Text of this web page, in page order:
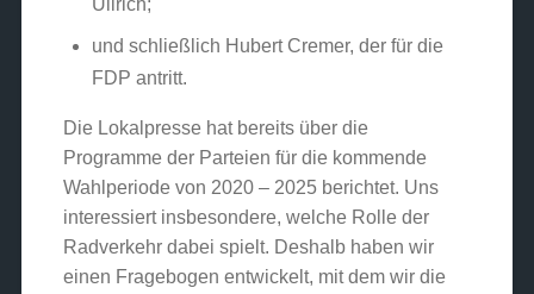
und schließlich Hubert Cremer, der für die
FDP antritt.
Die Lokalpresse hat bereits über die
Programme der Parteien für die kommende
Wahlperiode von 2020 – 2025 berichtet. Uns
interessiert insbesondere, welche Rolle der
Radverkehr dabei spielt. Deshalb haben wir
einen Fragebogen entwickelt, mit dem wir die